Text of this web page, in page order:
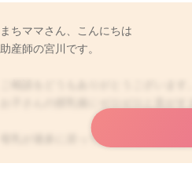
まちママさん、こんにちは
助産師の宮川です。
母乳が過多に戻って来たあたりから